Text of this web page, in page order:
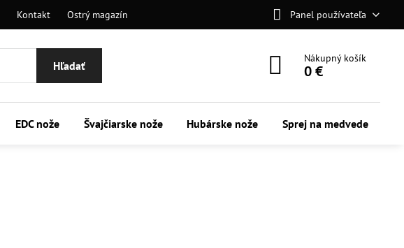
Kontakt Ostrý magazín Panel používateľa
Hľadať
Nákupný košík
0 €
EDC nože Švajčiarske nože Hubárske nože Sprej na medvede